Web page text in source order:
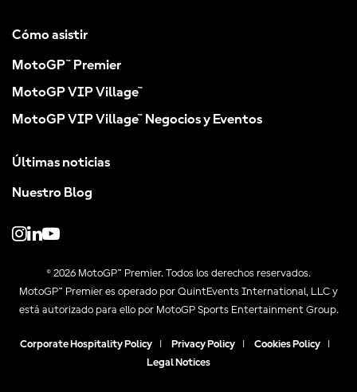
Cómo asistir
MotoGP™ Premier
MotoGP VIP Village™
MotoGP VIP Village™ Negocios y Eventos
Últimas noticias
Nuestro Blog
© 2026 MotoGP™ Premier. Todos los derechos reservados.
MotoGP™ Premier es operado por QuintEvents International, LLC y
está autorizado para ello por MotoGP Sports Entertainment Group.
Corporate Hospitality Policy Privacy Policy Cookies Policy
Legal Notices